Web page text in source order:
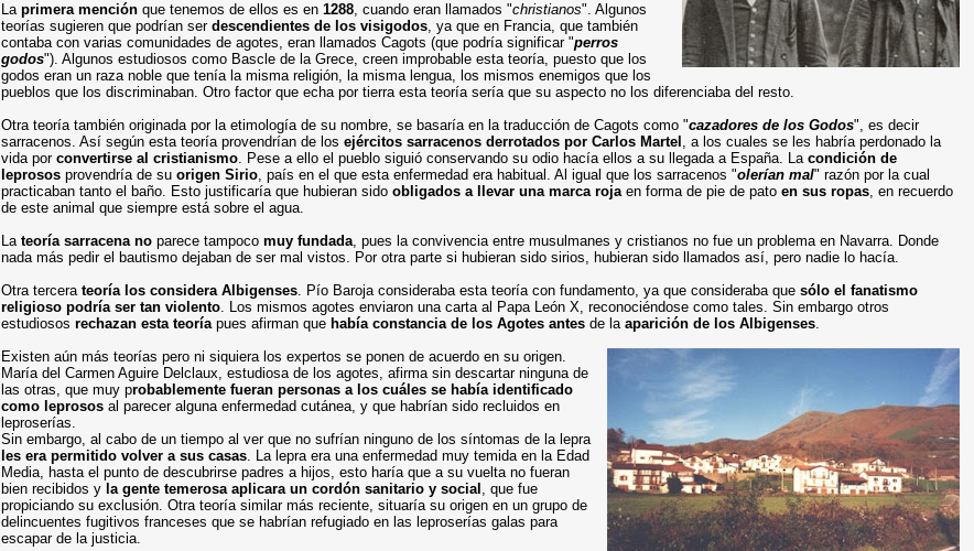
Laprimera mención que tenemos de ellos es en1288, cuando eran llamados "christianos". Algunos
teorías sugieren que podrían serdescendientes de los visigodos, ya que en Francia, que también
contaba con varias comunidades de agotes, eran llamados Cagots (que podría significar "perros
godos"). Algunos estudiosos como Bascle de la Grece, creen improbable esta teoría, puesto que los
godos eran un raza noble que tenía la misma religión, la misma lengua, los mismos enemigos que los
pueblos que los discriminaban. Otro factor que echa por tierra esta teoría sería que su aspecto no los diferenciaba del resto.
Otra teoría también originada por la etimología de su nombre, se basaría en la traducción de Cagots como "cazadores de los Godos", es decir
sarracenos. Así según esta teoría provendrían de losejércitos sarracenos derrotados por Carlos Martel , a los cuales se les habría perdonado la
vida porconvertirse al cristianismo. Pese a ello el pueblo siguió conservando su odio hacía ellos a su llegada a España. Lacondición de
leprosos provendría de suorigen Sirio, país en el que esta enfermedad era habitual. Al igual que los sarracenos "olerían mal" razón por la cual
practicaban tanto el baño. Esto justificaría que hubieran sidoobligados a llevar una marca rojaen forma de pie de patoen sus ropas, en recuerdo
de este animal que siempre está sobre el agua.
Lateoría sarracena no parece tampocomuy fundada, pues la convivencia entre musulmanes y cristianos no fue un problema en Navarra. Donde
nada más pedir el bautismo dejaban de ser mal vistos. Por otra parte si hubieran sido sirios, hubieran sido llamados así, pero nadie lo hacía.
Otra tercerateoría los considera Albigenses. Pío Baroja consideraba esta teoría con fundamento, ya que consideraba quesólo el fanatismo
religioso podría ser tan violento. Los mismos agotes enviaron una carta al Papa León X, reconociéndose como tales. Sin embargo otros
estudiososrechazan esta teoríapues afirman que había constancia de los Agotes antes de laaparición de los Albigenses.
Existen aún más teorías pero ni siquiera los expertos se ponen de acuerdo en su origen.
María del Carmen Aguire Delclaux, estudiosa de los agotes, afirma sin descartar ninguna de
las otras, que muy probablemente fueran personas a los cuáles se había identificado
como leprosos al parecer alguna enfermedad cutánea, y que habrían sido recluidos en
leproserías.
Sin embargo, al cabo de un tiempo al ver que no sufrían ninguno de los síntomas de la lepra
les era permitido volver a sus casas. La lepra era una enfermedad muy temida en la Edad
Media, hasta el punto de descubrirse padres a hijos, esto haría que a su vuelta no fueran
bien recibidos y la gente temerosa aplicara un cordón sanitario y social , que fue
propiciando su exclusión. Otra teoría similar más reciente, situaría su origen en un grupo de
delincuentes fugitivos franceses que se habrían refugiado en las leproserías galas para
escapar de la justicia.